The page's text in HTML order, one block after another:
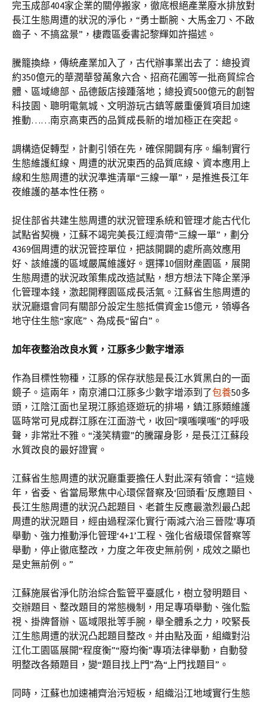
完玉成部404家企業的關停搬家，徹底根絕產業廢水排放對
長江生態周遭的狀況的淨化，“勇士斷腕、大馬金刀、不啟
齒子、不搞盆景”，棲霞區委書記黎輝如許描述。
騰籠換綠，傳統產業加入了，古代辦事業出去了：總投資
約350億元的華潤華發萬象六合、招商花圃等一批商貿綜合
體、區域總部、品德飯店接踵落地；總投資500億元的創智
科技園、聰明電氣城、文明游玩古鎮等嚴重優質項目加速
推動……南京高東西的品質成長新的增加極正在突起。
調構造促轉型，計劃引領在先，確保開闢有序。編制實行
生態維護紅線、周遭的狀況東西的品質底線、資本應用上
線和生態周遭的狀況準進清單“三線一單”，是推進長江年
夜維護的基本性任務。
捉住部省共建生態周遭的狀況管理系統和管理才能古代化
試點省契機，江蘇不竭完美長江經濟帶“三線一單”，劃分
4369個周遭的狀況管控單位，把該開闢的處所高效應用
好、該維護的區域嚴厲維護好。選擇10個財產園區，展開
生態周遭的狀況政策集成改造試點，想方想法下降企業淨
化管理本錢，激起開釋園區成長活氣。江蘇省生態周遭的
狀況廳還會同有關部分設定生態抵償資金15億元，領導各
地守住生態“家底”、為成長“留白”。
加年夜整治改良水質，江豚多少數字增添
作為目標性物種，江豚的保存狀態是長江水質黑白的一面
鏡子。這兩年，南京浦口江豚多少數字增添到了包養50多
頭，江陰江面也呈現江豚追逐遊玩的排場，鎮江豚類維護
區時常可見成群江豚在江面游弋，收回“噗嗤噗嗤”的呼吸
聲，非常壯不雅。“淺笑精靈”的騰躍身影，是長江江蘇段
水質改良的最好證實。
江蘇省生態周遭的狀況廳重要擔任人對此深有領會：“這幾
年，省委、省當局聚焦中心環保督察及‘回頭看’反應題目、
長江生態周遭的狀況凸起題目、老蒼生反應最激烈最凸起
周遭的狀況題目，經由過程深化實行‘兩減六治三晉陞’專項
舉動、強力推動淨化管理‘4+1’工程、強化省級環保督察等
舉動，停止徹底整改，力度之年夜史無前例，成效之顯也
是史無前例。”
江蘇施展省淨化防治綜合監管平臺感化，樹立發明題目、
交辦題目、整改題目的常態機制，用足專項舉動、強化監
視、掛牌督辦、區域限批等手腕，舉全體系之力，咬緊長
江生態周遭的狀況凸起題目整改。并由點及面，組織對沿
江化工園區展開“程度衡”“廢均衡”專項法律舉動，自動發
明整改各類題目，變“題目找上門”為“上門找題目”。
同時，江蘇也加速補齊治污短板，組織沿江地域實行生態